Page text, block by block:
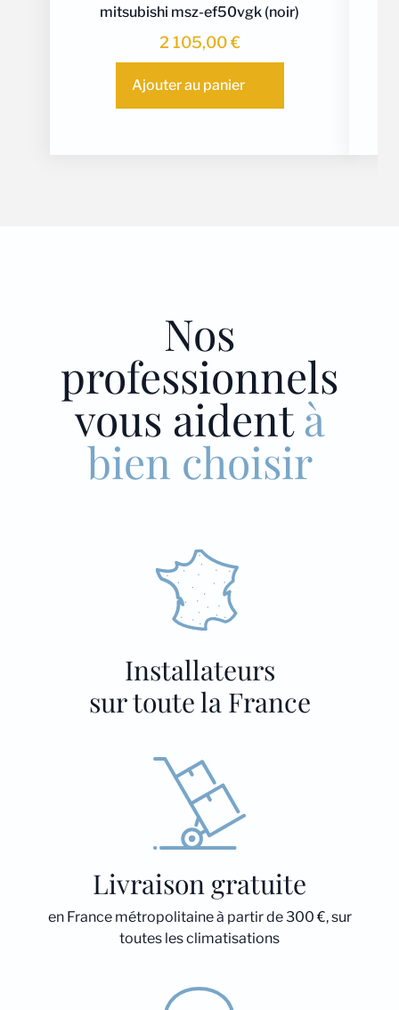
mitsubishi msz-ef50vgk (noir)
2 105,00€
Ajouter au panier
Nos
professionnels
vous aidentà
bien choisir
Installateurs
sur toute la France
Livraison gratuite
en France métropolitaine à partir de 300 €, sur
toutes les climatisations